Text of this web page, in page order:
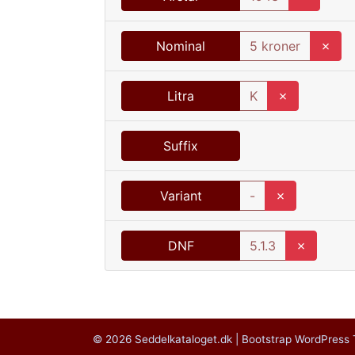
Nominal 5 kroner ✗
Litra K ✗
Suffix
Variant - ✗
DNF 5.1.3 ✗
© 2026 Seddelkataloget.dk Bootstrap WordPress